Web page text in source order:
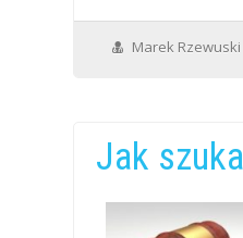
Marek Rzewuski
Jak